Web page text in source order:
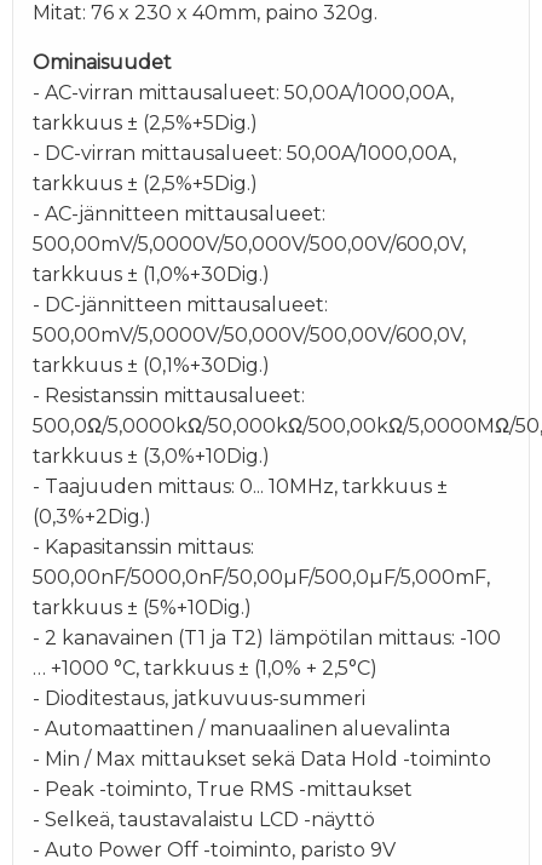
Mitat: 76 x 230 x 40mm, paino 320g.
Ominaisuudet
- AC-virran mittausalueet: 50,00A/1000,00A,
tarkkuus ± (2,5%+5Dig.)
- DC-virran mittausalueet: 50,00A/1000,00A,
tarkkuus ± (2,5%+5Dig.)
- AC-jännitteen mittausalueet:
500,00mV/5,0000V/50,000V/500,00V/600,0V,
tarkkuus ± (1,0%+30Dig.)
- DC-jännitteen mittausalueet:
500,00mV/5,0000V/50,000V/500,00V/600,0V,
tarkkuus ± (0,1%+30Dig.)
- Resistanssin mittausalueet:
500,0Ω/5,0000kΩ/50,000kΩ/500,00kΩ/5,0000MΩ/
tarkkuus ± (3,0%+10Dig.)
- Taajuuden mittaus: 0... 10MHz, tarkkuus ±
(0,3%+2Dig.)
- Kapasitanssin mittaus:
500,00nF/5000,0nF/50,00µF/500,0µF/5,000mF,
tarkkuus ± (5%+10Dig.)
- 2 kanavainen (T1 ja T2) lämpötilan mittaus: -100
… +1000 °C, tarkkuus ± (1,0% + 2,5°C)
- Dioditestaus, jatkuvuus-summeri
- Automaattinen / manuaalinen aluevalinta
- Min / Max mittaukset sekä Data Hold -toiminto
- Peak -toiminto, True RMS -mittaukset
- Selkeä, taustavalaistu LCD -näyttö
- Auto Power Off -toiminto, paristo 9V